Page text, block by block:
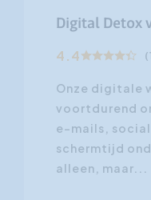
Digital Detox
4.4
Onze digitale
voortdurend
e-mails,
schermtijd
alleen, maar...